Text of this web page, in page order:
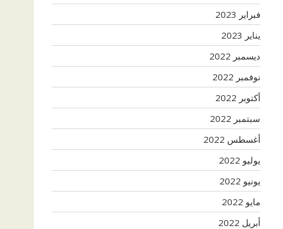
فبراير 2023
يناير 2023
ديسمبر 2022
نوفمبر 2022
أكتوبر 2022
سبتمبر 2022
أغسطس 2022
يوليو 2022
يونيو 2022
مايو 2022
أبريل 2022